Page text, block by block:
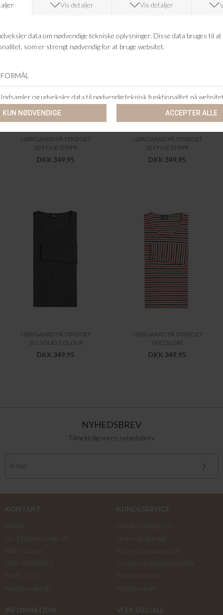
NØRGAARD PÅ STRØGET
101 FINE STRIPE
DKK 349,95
NØRGAARD PÅ STRØGET
101 FINE STRIPE
DKK 349,95
NØRGAARD PÅ STRØGET
101 SOLID COLOUR
DKK 349,95
NØRGAARD PÅ STRØGET
TRICOLORE
DKK 349,95
NYHEDSBREV
Tilmeld dig vores nyhedsbrev
KONTAKT
KUNDESERVICE
INFORMATION VI ER SOCIALE